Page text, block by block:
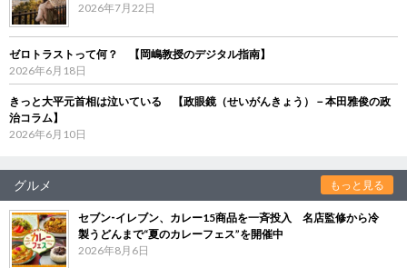
2026年7月22日
ゼロトラストって何？ 【岡嶋教授のデジタル指南】
2026年6月18日
きっと大平元首相は泣いている 【政眼鏡（せいがんきょう）－本田雅俊の政
治コラム】
2026年6月10日
グルメ もっと見る
セブン‐イレブン、カレー15商品を一斉投入 名店監修から冷
製うどんまで“夏のカレーフェス”を開催中
2026年8月6日